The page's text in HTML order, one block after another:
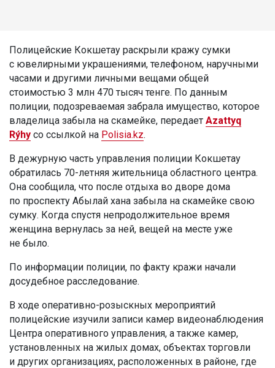
Полицейские Кокшетау раскрыли кражу сумки
с ювелирными украшениями, телефоном, наручными
часами и другими личными вещами общей
стоимостью 3 млн 470 тысяч тенге. По данным
полиции, подозреваемая забрала имущество, которое
владелица забыла на скамейке, передает Azattyq
Rýhy со ссылкой на Polisia.kz.
В дежурную часть управления полиции Кокшетау
обратилась 70-летняя жительница областного центра.
Она сообщила, что после отдыха во дворе дома
по проспекту Абылай хана забыла на скамейке свою
сумку. Когда спустя непродолжительное время
женщина вернулась за ней, вещей на месте уже
не было.
По информации полиции, по факту кражи начали
досудебное расследование.
В ходе оперативно-розыскных мероприятий
полицейские изучили записи камер видеонаблюдения
Центра оперативного управления, а также камер,
установленных на жилых домах, объектах торговли
и других организациях, расположенных в районе, где